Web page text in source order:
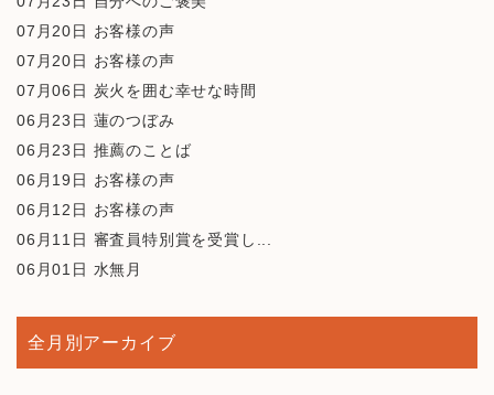
07月20日 お客様の声
07月20日 お客様の声
07月06日 炭火を囲む幸せな時間
06月23日 蓮のつぼみ
06月23日 推薦のことば
06月19日 お客様の声
06月12日 お客様の声
06月11日 審査員特別賞を受賞し...
06月01日 水無月
全月別アーカイブ